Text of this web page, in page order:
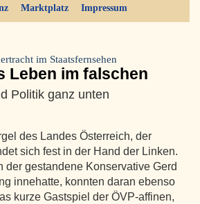
Marktplatz Impressum
im Staatsfernsehen
Leben im falschen
Politik ganz unten
des Landes Österreich, der
sich fest in der Hand der Linken.
der gestandene Konservative Gerd
innehatte, konnten daran ebenso
kurze Gastspiel der ÖVP-affinen,